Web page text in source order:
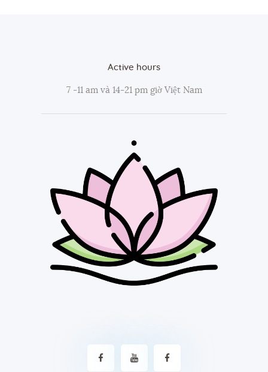
Active hours
7 -11 am và 14-21 pm giờ Việt Nam